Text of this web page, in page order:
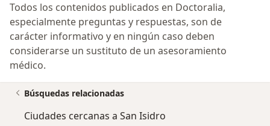
Todos los contenidos publicados en Doctoralia,
especialmente preguntas y respuestas, son de
carácter informativo y en ningún caso deben
considerarse un sustituto de un asesoramiento
médico.
Búsquedas relacionadas
Ciudades cercanas a San Isidro